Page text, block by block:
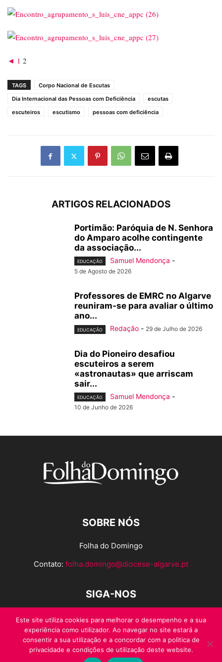
◄ 1 2
TAGS
Corpo Nacional de Escutas
Dia Internacional das Pessoas com Deficiência
escutas
escuteiros
escutismo pessoas com deficiência
ARTIGOS RELACIONADOS
Portimão: Paróquia de N. Senhora
do Amparo acolhe contingente
da associação...
EDUCAÇÃO Samuel Mendonça -
5 de Agosto de 2026
Professores de EMRC no Algarve
reuniram-se para avaliar o último
ano...
EDUCAÇÃO Redação - 29 de Julho de 2026
Dia do Pioneiro desafiou
escuteiros a serem
«astronautas» que arriscam
sair...
EDUCAÇÃO Samuel Mendonça -
10 de Junho de 2026
SOBRE NÓS
Folha do Domingo
Contato: folha.domingo@diocese-algarve.pt
SIGA-NOS
Este site utiliza cookies para melhorar o desempenho e a sua
experiência como utilizador. Ao navegar no site estará a
consentir a sua utilização e a concordar com a politica de
privacidade e condições de utilização deste website.